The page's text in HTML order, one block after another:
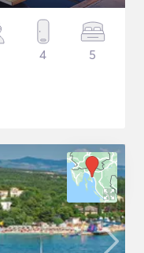
4 5